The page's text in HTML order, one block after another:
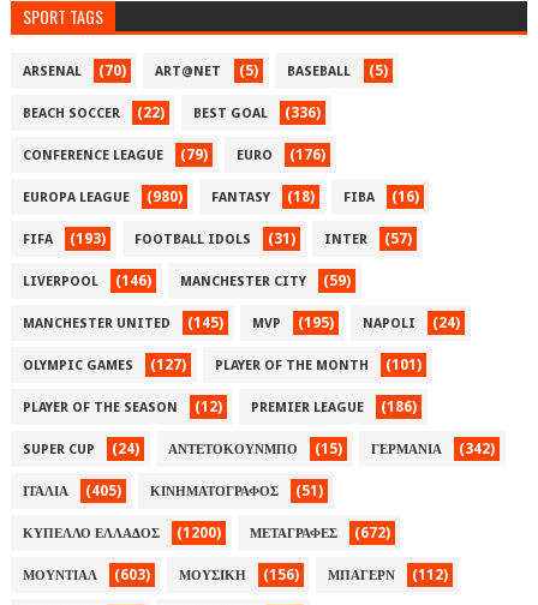
SPORT TAGS
ARSENAL (70) ART@NET (5) BASEBALL (5)
BEACH SOCCER (22) BEST GOAL (336)
CONFERENCE LEAGUE (79) EURO (176)
EUROPA LEAGUE (980) FANTASY (18) FIBA (16)
FIFA (193) FOOTBALL IDOLS (31) INTER (57)
LIVERPOOL (146) MANCHESTER CITY (59)
MANCHESTER UNITED (145) MVP (195) NAPOLI (24)
OLYMPIC GAMES (127) PLAYER OF THE MONTH (101)
PLAYER OF THE SEASON (12) PREMIER LEAGUE (186)
SUPER CUP (24) ΑΝΤΕΤΟΚΟΥΝΜΠΟ (15) ΓΕΡΜΑΝΙΑ (342)
ΙΤΑΛΙΑ (405) ΚΙΝΗΜΑΤΟΓΡΑΦΟΣ (51)
ΚΥΠΕΛΛΟ ΕΛΛΑΔΟΣ (1200) ΜΕΤΑΓΡΑΦΕΣ (672)
ΜΟΥΝΤΙΑΛ (603) ΜΟΥΣΙΚΗ (156) ΜΠΑΓΕΡΝ (112)